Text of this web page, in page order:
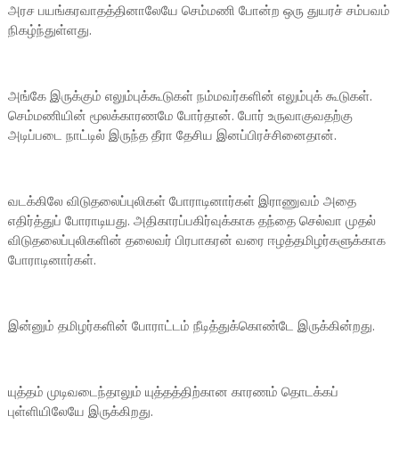
அரச பயங்கரவாதத்தினாலேயே செம்மணி போன்ற ஒரு துயரச் சம்பவம்
நிகழ்ந்துள்ளது.
அங்கே இருக்கும் எலும்புக்கூடுகள் நம்மவர்களின் எலும்புக் கூடுகள்.
செம்மணியின் மூலக்காரணமே போர்தான். போர் உருவாகுவதற்கு
அடிப்படை நாட்டில் இருந்த தீரா தேசிய இனப்பிரச்சினைதான்.
வடக்கிலே விடுதலைப்புலிகள் போராடினார்கள் இராணுவம் அதை
எதிர்த்துப் போராடியது. அதிகாரப்பகிர்வுக்காக தந்தை செல்வா முதல்
விடுதலைப்புலிகளின் தலைவர் பிரபாகரன் வரை ஈழத்தமிழர்களுக்காக
போராடினார்கள்.
இன்னும் தமிழர்களின் போராட்டம் நீடித்துக்கொண்டே இருக்கின்றது.
யுத்தம் முடிவடைந்தாலும் யுத்தத்திற்கான காரணம் தொடக்கப்
புள்ளியிலேயே இருக்கிறது.